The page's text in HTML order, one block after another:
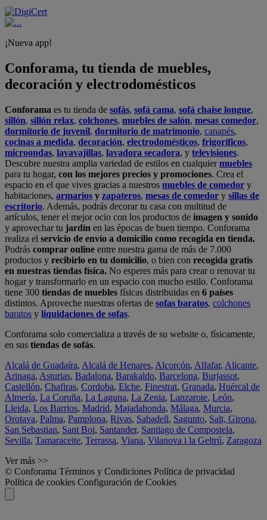
¡Nueva app!
Conforama, tu tienda de muebles,
decoración y electrodomésticos
Conforama es tu tienda de sofás, sofá cama, sofá chaise longue,
sillón, sillón relax, colchones, muebles de salón, mesas comedor,
dormitorio de juvenil, dormitorio de matrimonio, canapés,
cocinas a medida, decoración, electrodomésticos, frigoríficos,
microondas, lavavajillas, lavadora secadora, y televisiones.
Descubre nuestra amplia variedad de estilos en cualquiermuebles
para tu hogar, con los mejores precios y promociones. Crea el
espacio en el que vives gracias a nuestros muebles de comedor y
habitaciones, armarios y zapateros, mesas de comedor y sillas de
escritorio. Además, podrás decorar tu casa con multitud de
artículos, tener el mejor ocio con los productos de imagen y sonido
y aprovechar tu jardín en las épocas de buen tiempo. Conforama
realiza el servicio de envío a domicilio como recogida en tienda.
Podrás comprar online entre nuestra gama de más de 7.000
productos y recibirlo en tu domicilio, o bien con recogida gratis
en nuestras tiendas física. No esperes más para crear o renovar tu
hogar y transformarlo en un espacio con mucho estilo. Conforama
tiene 300 tiendas de muebles físicas distribuidas en 6 países
distintos. Aproveche nuestras ofertas de sofas baratos, colchones
baratos y liquidaciones de sofas.
Conforama solo comercializa a través de su website o, físicamente,
en sus tiendas de sofás.
Alcalá de Guadaíra, Alcalá de Henares, Alcorcón, Alfafar, Alicante,
Arinaga, Asturias, Badalona, Barakaldo, Barcelona, Burjassot,
Castellón, Chafiras, Cordoba, Elche, Finestrat, Granada, Huércal de
Almería, La Coruña, La Laguna, La Zenia, Lanzarote, León,
Lleida, Los Barrios, Madrid, Majadahonda, Málaga, Murcia,
Orotava, Palma, Pamplona, Rivas, Sabadell, Sagunto, Salt, Girona,
San Sebastian, Sant Boi, Santander, Santiago de Compostela,
Sevilla, Tamaraceite, Terrassa, Viana, Vilanova i la Geltrú, Zaragoza
Ver más >>
© Conforama Términos y Condiciones Política de privacidad
Política de cookies Configuración de Cookies